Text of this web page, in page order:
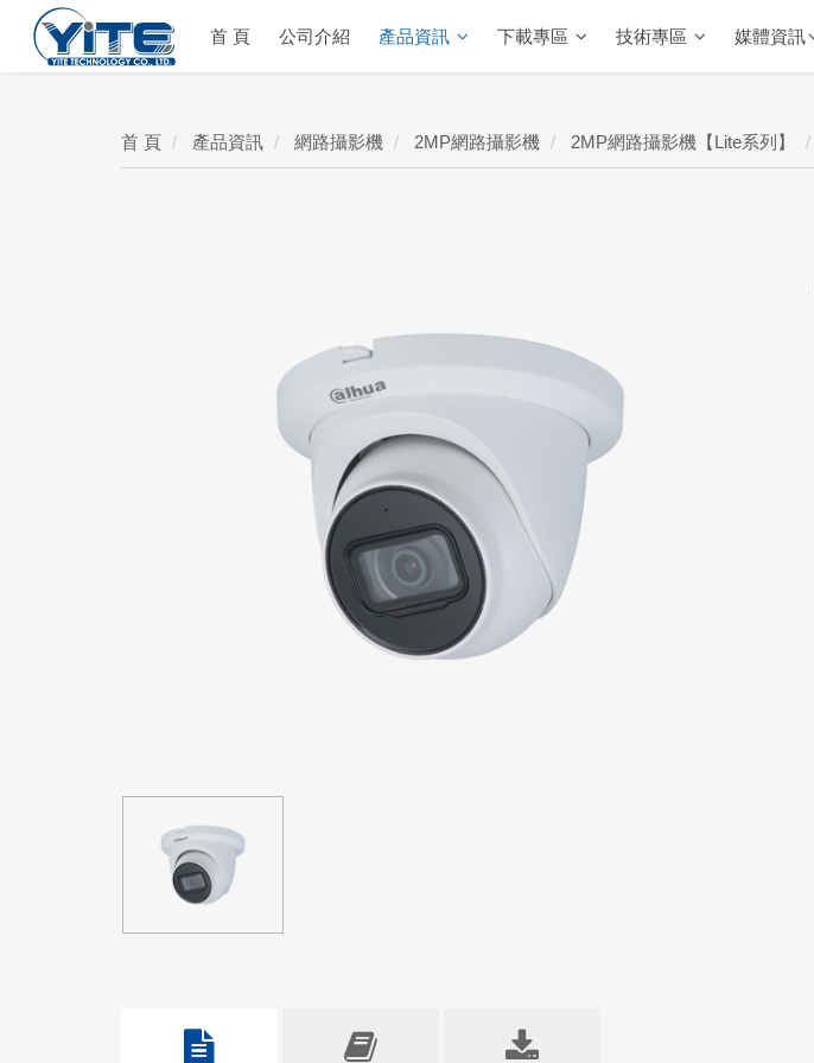
YITE Technology 首 頁 公司介紹 產品資訊 下載專區 技術專區 媒體資訊
首 頁 產品資訊 網路攝影機 2MP網路攝影機 2MP網路攝影機【Lite系列】